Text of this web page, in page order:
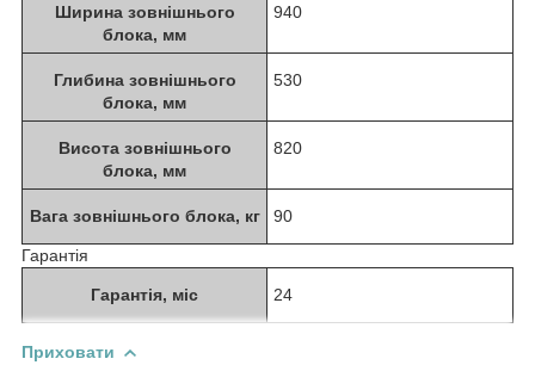
Ширина зовнішнього
блока, мм
940
Глибина зовнішнього
блока, мм
530
Висота зовнішнього
блока, мм
820
Вага зовнішнього блока, кг 90
Гарантія
Гарантія, міс 24
Приховати